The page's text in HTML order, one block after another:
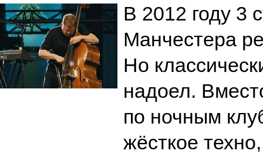
В 2012 году 3
Манчестера
Но
надоел.
по ночным
жёсткое